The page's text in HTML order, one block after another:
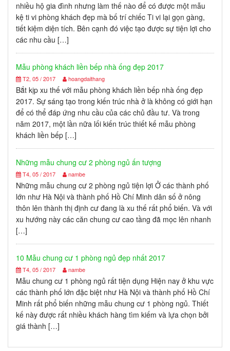
nhiều hộ gia đình nhưng làm thế nào để có được một mẫu
kệ ti vi phòng khách đẹp mà bố trí chiếc Ti vi lại gọn gàng,
tiết kiệm diện tích. Bên cạnh đó việc tạo được sự tiện lợi cho
các nhu cầu […]
Mẫu phòng khách liền bếp nhà ống đẹp 2017
T2, 05 / 2017 hoangdaithang
Bắt kịp xu thế với mẫu phòng khách liền bếp nhà ống đẹp
2017. Sự sáng tạo trong kiến trúc nhà ở là không có giới hạn
để có thể đáp ứng nhu cầu của các chủ đầu tư. Và trong
năm 2017, một lần nữa lối kiến trúc thiết kế mẫu phòng
khách liền bếp […]
Những mẫu chung cư 2 phòng ngủ ấn tượng
T4, 05 / 2017 nambe
Những mẫu chung cư 2 phòng ngủ tiện lợi Ở các thành phố
lớn như Hà Nội và thành phố Hồ Chí Minh dân số ở nông
thôn lên thành thị định cư đang là xu thế rất phổ biến. Và với
xu hướng này các căn chung cư cao tầng đã mọc lên nhanh
[…]
10 Mẫu chung cư 1 phòng ngủ đẹp nhất 2017
T4, 05 / 2017 nambe
Mẫu chung cư 1 phòng ngủ rất tiện dụng Hiện nay ở khu vực
các thành phố lớn đặc biệt như Hà Nội và thành phố Hồ Chí
Minh rất phổ biến những mẫu chung cư 1 phòng ngủ. Thiết
kế này được rất nhiều khách hàng tìm kiếm và lựa chọn bởi
giá thành […]